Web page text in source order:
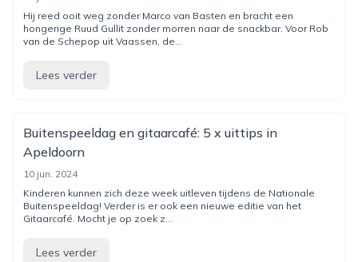
Hij reed ooit weg zonder Marco van Basten en bracht een
hongerige Ruud Gullit zonder morren naar de snackbar. Voor Rob
van de Schepop uit Vaassen, de...
Lees verder
Buitenspeeldag en gitaarcafé: 5 x uittips in
Apeldoorn
10 jun. 2024
Kinderen kunnen zich deze week uitleven tijdens de Nationale
Buitenspeeldag! Verder is er ook een nieuwe editie van het
Gitaarcafé. Mocht je op zoek z...
Lees verder